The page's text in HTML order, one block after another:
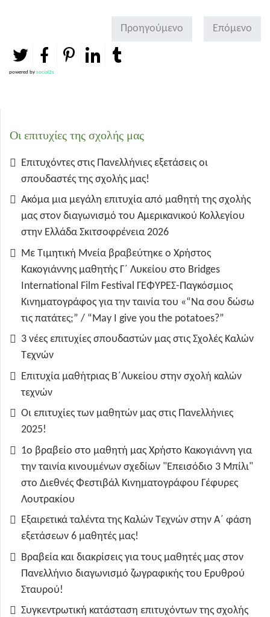
Προηγούμενο Επόμενο
powered by social2s
Οι επιτυχίες της σχολής μας
Επιτυχόντες στις Πανελλήνιες εξετάσεις οι
σπουδαστές της σχολής μας!
Ακόμα μια μεγάλη επιτυχία από μαθητή της σχολής
μας στον διαγωνισμό του Αμερικανικού Κολλεγίου
στην Ελλάδα Σκιτσοφρένεια 2026
Με Τιμητική Μνεία βραβεύτηκε ο Χρήστος
Κακογιάννης μαθητής Γ΄ Λυκείου στο Bridges
International Film Festival ΓΕΦΥΡΕΣ-Παγκόσμιος
Κινηματογράφος για την ταινία του «“Να σου δώσω
τις πατάτες;” / “May I give you the potatoes?”
3 νέες επιτυχίες σπουδαστών μας στις Σχολές Καλών
Τεχνών
Επιτυχία μαθήτριας Β΄Λυκείου στην σχολή καλών
τεχνών
Οι επιτυχίες των μαθητών μας στις Πανελλήνιες
2025!
1ο βραβείο στο μαθητή μας Χρήστο Κακογιάννη για
την ταινία κινουμένων σχεδίων "Επεισόδιο 3 Μπίλι"
στο Διεθνές Φεστιβάλ Κινηματογράφου Γέφυρες
Λουτρακίου
Εξαιρετικά ταλέντα της Καλών Τεχνών στην Α΄ φάση
εξετάσεων 6 μαθητές μας!
Βραβεία και διακρίσεις για τους μαθητές μας στον
Πανελλήνιο διαγωνισμό ζωγραφικής του Ερυθρού
Σταυρού!
Συγκεντρωτική κατάσταση επιτυχόντων της σχολής